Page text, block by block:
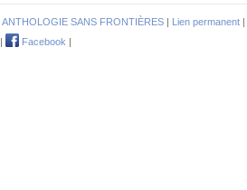
ANTHOLOGIE SANS FRONTIÈRES | Lien permanent |
| Facebook |